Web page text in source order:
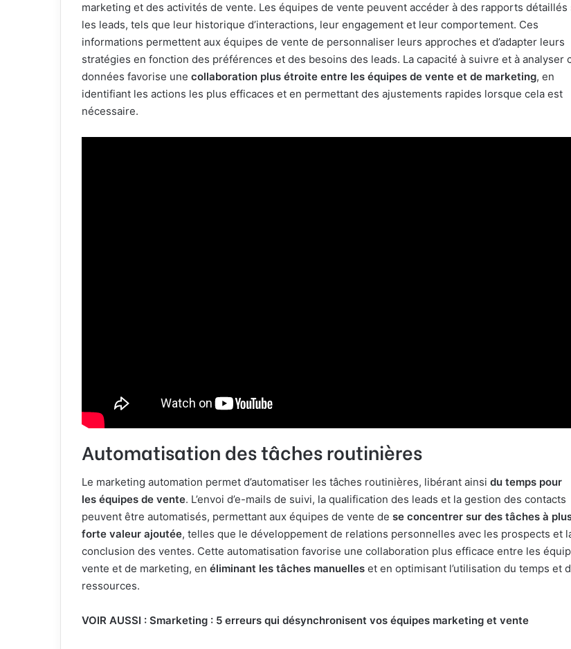
marketing et des activités de vente. Les équipes de vente peuvent accéder à des rapports détaillés
les leads, tels que leur historique d’interactions, leur engagement et leur comportement. Ces
informations permettent aux équipes de vente de personnaliser leurs approches et d’adapter leurs
stratégies en fonction des préférences et des besoins des leads. La capacité à suivre et à analyser
données favorise une collaboration plus étroite entre les équipes de vente et de marketing, en
identifiant les actions les plus efficaces et en permettant des ajustements rapides lorsque cela est
nécessaire.
Automatisation des tâches routinières
Le marketing automation permet d’automatiser les tâches routinières, libérant ainsi du temps pour
les équipes de vente. L’envoi d’e-mails de suivi, la qualification des leads et la gestion des contacts
peuvent être automatisés, permettant aux équipes de vente de se concentrer sur des tâches à
forte valeur ajoutée, telles que le développement de relations personnelles avec les prospects et
conclusion des ventes. Cette automatisation favorise une collaboration plus efficace entre les
vente et de marketing, en éliminant les tâches manuelles et en optimisant l’utilisation du temps et
ressources.
VOIR AUSSI : Smarketing : 5 erreurs qui désynchronisent vos équipes marketing et vente